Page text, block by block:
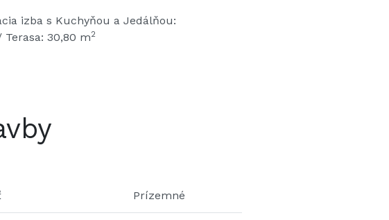
izba s Kuchyňou a Jedálňou:
Terasa: 30,80 m2
Prízemné